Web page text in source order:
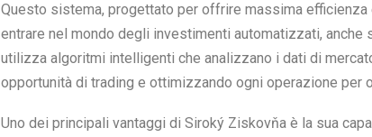
Questo sistema, progettato per offrire massima efficienza
entrare nel mondo degli investimenti automatizzati,
utilizza algoritmi intelligenti che analizzano i dati di
opportunità di trading e ottimizzando ogni operazione per
Uno dei principali vantaggi di Siroký Ziskovňa è la sua